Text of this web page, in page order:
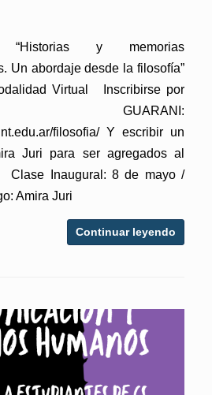
y memorias
Un abordaje desde la filosofía”
Virtual Inscribirse por
filosofia/ Y escribir un
Juri para ser agregados al
Clase Inaugural: 8 de mayo /
Amira Juri
Continuar leyendo